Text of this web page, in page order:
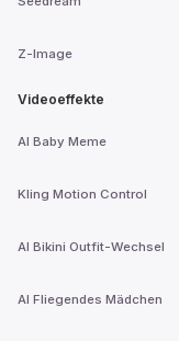
Z-Image
Videoeffekte
AI Baby Meme
Kling Motion Control
AI Bikini Outfit-Wechsel
AI Fliegendes Mädchen